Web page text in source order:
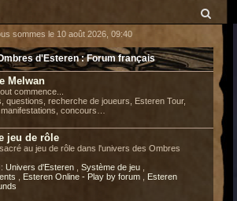
c
h
c
sommes le 10 août 2026, 09:40
d'Esteren : Forum français
Melwan
commence...
questions, recherche de joueurs, Esteren Tour,
concours…
jeu de rôle
au jeu de rôle dans l'univers des Ombres
Univers d'Esteren Système de jeu
Esteren Online - Play by forum
Esteren